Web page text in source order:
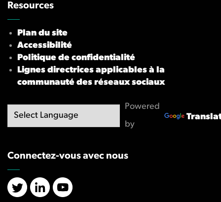
Resources
Plan du site
Accessibilité
Politique de confidentialité
Lignes directrices applicables à la
communauté des réseaux sociaux
Powered
by
Connectez-vous avec nous
X/TwitterLinkedInYouTube